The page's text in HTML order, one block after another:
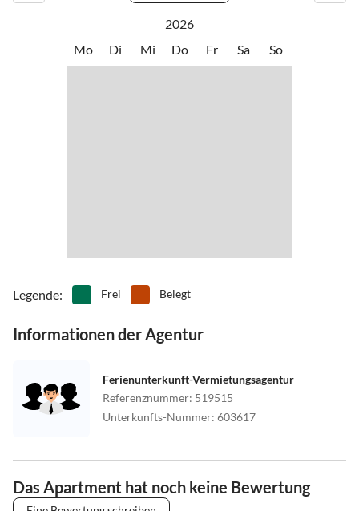
2026
Mo
Di Mi Do Fr Sa So
Legende: Frei Belegt
Informationen der Agentur
Ferienunterkunft-Vermietungsagentur
Referenznummer: 519515
Unterkunfts-Nummer: 603617
Das Apartment hat noch keine Bewertung